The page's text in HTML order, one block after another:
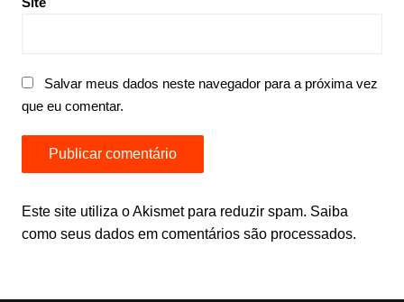
Salvar meus dados neste navegador para a próxima vez
que eu comentar.
Este site utiliza o Akismet para reduzir spam. Saiba
como seus dados em comentários são processados.